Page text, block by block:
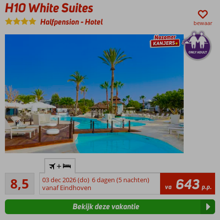
halfpension
of All
H10 White Suites
Halfpension-Hotel bewaar
Kleinschalig
Only Adult
boutique
hotel
Minimum
8,5
Aanrader
124
beoordelingen
+
03 dec 2026 (do) 6 dagen (5 nachten)
vanaf Eindhoven
va 643 p.p.
Bekijk deze vakantie